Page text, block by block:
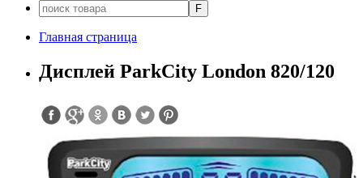
F
Главная страница
Дисплей ParkCity London 820/120